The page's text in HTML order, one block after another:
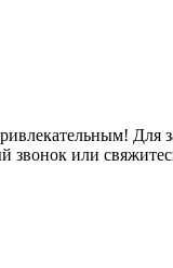
Для
звонок или